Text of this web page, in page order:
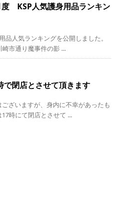
KSP人気護身用品ランキン
品人気ランキングを公開しました。
市通り魔事件の影 ...
で閉店とさせて頂きます
ざいますが、身内に不幸があったも
時にて閉店とさせて ...